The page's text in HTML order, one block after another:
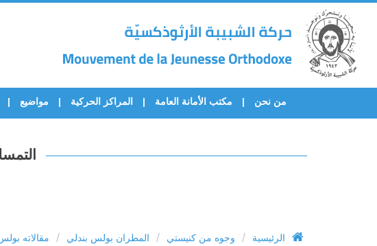
من نحن مكتب الأمانة العامة المراكز الحركية مواضيع
الرئيسية / وجوه من كنيستي / المطران بولس بندلي / مقالاته